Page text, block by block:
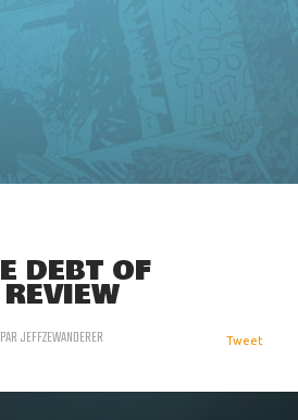
DEBT OF
PARJEFFZEWANDERER Tweet